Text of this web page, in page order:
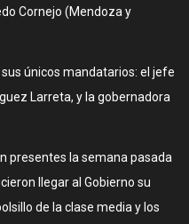
Cornejo (Mendoza y
únicos mandatarios: el jefe
Larreta, y la gobernadora
presentes la semana pasada
llegar al Gobierno su
de la clase media y los